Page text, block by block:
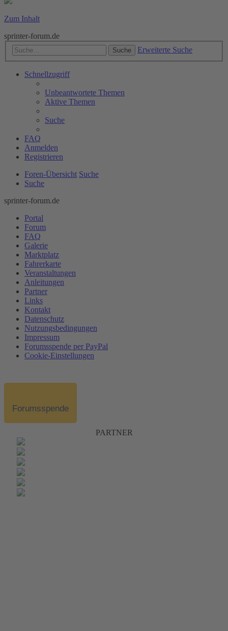
Zum Inhalt
sprinter-forum.de
Suche Erweiterte Suche
Schnellzugriff
Unbeantwortete Themen
Aktive Themen
Suche
FAQ
Anmelden
Registrieren
Foren-Übersicht Suche
Suche
sprinter-forum.de
Portal
Forum
FAQ
Galerie
Marktplatz
Fahrerkarte
Veranstaltungen
Anleitungen
Partner
Links
Kontakt
Datenschutz
Nutzungsbedingungen
Impressum
Forumsspende per PayPal
Cookie-Einstellungen
Forumsspende
PARTNER